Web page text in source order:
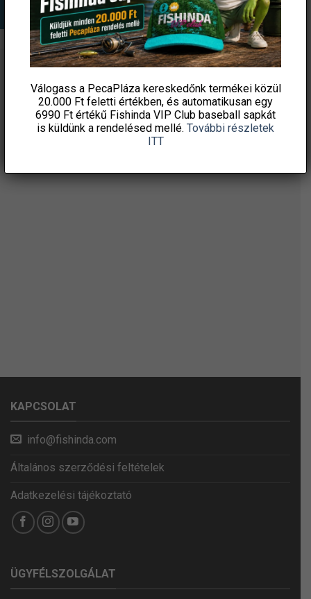
HÍRLEVELÜNKRE!
KAPCSOLAT
info@fishinda.com
Általános szerződési feltételek
Adatkezelési tájékoztató
ÜGYFÉLSZOLGÁLAT
Válogass a PecaPláza kereskedőnk termékei közül
20.000 Ft feletti értékben, és automatikusan egy
6990 Ft értékű Fishinda VIP Club baseball sapkát
is küldünk a rendelésed mellé. További részletek
ITT